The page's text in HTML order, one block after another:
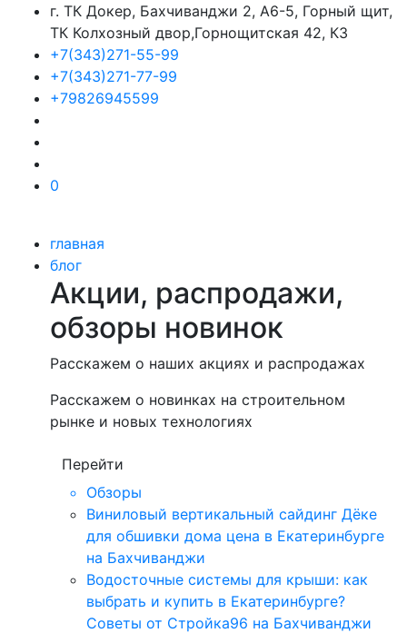
г. ТК Докер, Бахчиванджи 2, А6-5, Горный щит,
ТК Колхозный двор,Горнощитская 42, К3
+7(343)271-55-99
+7(343)271-77-99
+79826945599
0
главная
блог
Акции, распродажи,
обзоры новинок
Расскажем о наших акциях и распродажах
Расскажем о новинках на строительном
рынке и новых технологиях
Перейти
Обзоры
Виниловый вертикальный сайдинг Дёке
для обшивки дома цена в Екатеринбурге
на Бахчиванджи
Водосточные системы для крыши: как
выбрать и купить в Екатеринбурге?
Советы от Стройка96 на Бахчиванджи